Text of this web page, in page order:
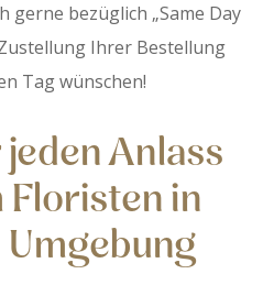
gerne bezüglich „Same Day
Ihrer Bestellung
Tag wünschen!
Anlass
Floristen in